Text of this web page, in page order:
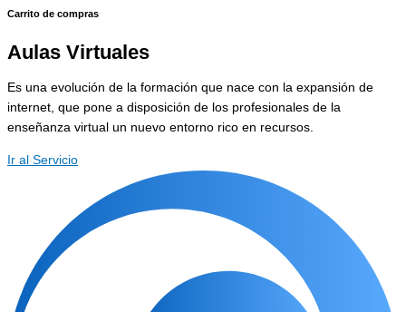
Carrito de compras
Aulas Virtuales
Es una evolución de la formación que nace con la expansión de
internet, que pone a disposición de los profesionales de la
enseñanza virtual un nuevo entorno rico en recursos.
Ir al Servicio